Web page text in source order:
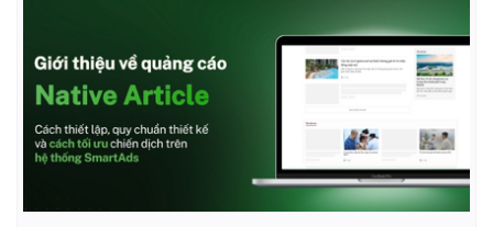
Hồ sơ
Ảnh
E-Magazine